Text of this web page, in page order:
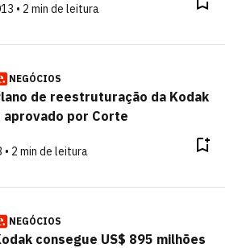
• 2 min de leitura
NEGÓCIOS
de reestruturação da Kodak
aprovado por Corte
2 min de leitura
NEGÓCIOS
consegue US$ 895 milhões